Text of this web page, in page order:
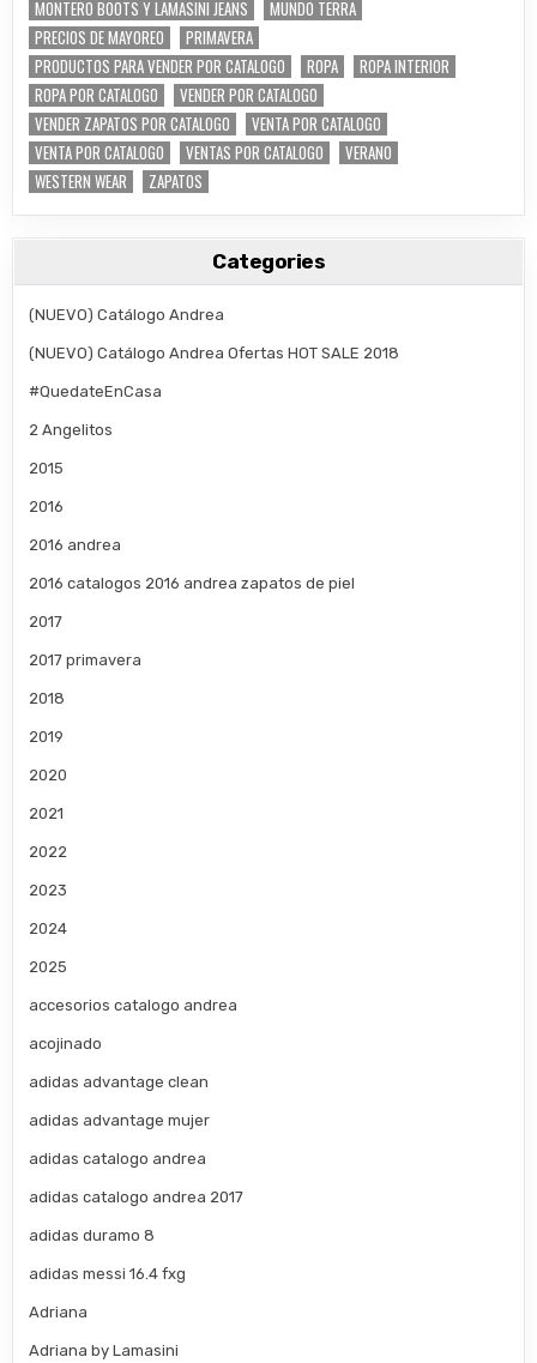
MONTERO BOOTS Y LAMASINI JEANS
MUNDO TERRA
PRECIOS DE MAYOREO
PRIMAVERA
PRODUCTOS PARA VENDER POR CATALOGO
ROPA
ROPA INTERIOR
ROPA POR CATALOGO
VENDER POR CATALOGO
VENDER ZAPATOS POR CATALOGO
VENTA POR CATALOGO
VENTA POR CATALOGO
VENTAS POR CATALOGO
VERANO
WESTERN WEAR
ZAPATOS
Categories
(NUEVO) Catálogo Andrea
(NUEVO) Catálogo Andrea Ofertas HOT SALE 2018
#QuedateEnCasa
2 Angelitos
2015
2016
2016 andrea
2016 catalogos 2016 andrea zapatos de piel
2017
2017 primavera
2018
2019
2020
2021
2022
2023
2024
2025
accesorios catalogo andrea
acojinado
adidas advantage clean
adidas advantage mujer
adidas catalogo andrea
adidas catalogo andrea 2017
adidas duramo 8
adidas messi 16.4 fxg
Adriana
Adriana by Lamasini